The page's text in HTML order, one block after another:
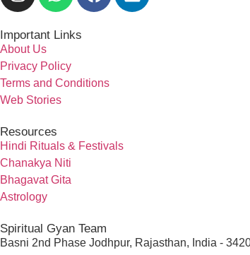
Important Links
About Us
Privacy Policy
Terms and Conditions
Web Stories
Resources
Hindi Rituals & Festivals
Chanakya Niti
Bhagavat Gita
Astrology
Spiritual Gyan Team
Basni 2nd Phase Jodhpur, Rajasthan, India -